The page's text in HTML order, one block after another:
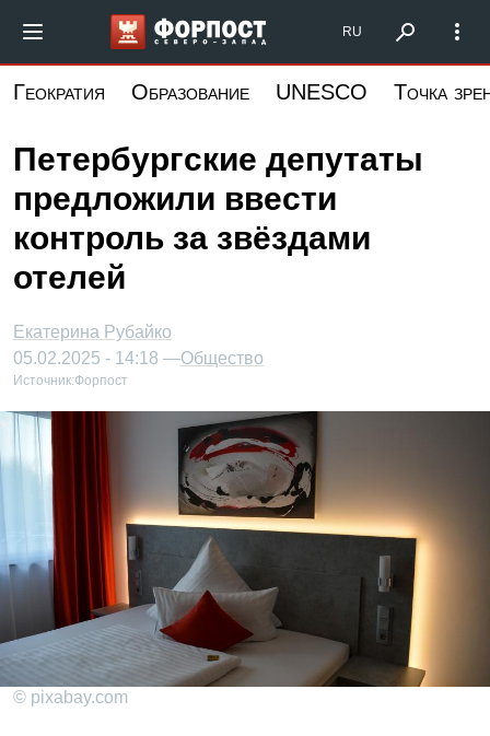
основному
Форпост Северо-Запад
RU
Геократия Образование UNESCO Точка
Петербургские депутаты
предложили ввести
контроль за звёздами
отелей
Екатерина Рубайко
05.02.2025 - 14:18 —Общество
Источник:Форпост
© pixabay.com